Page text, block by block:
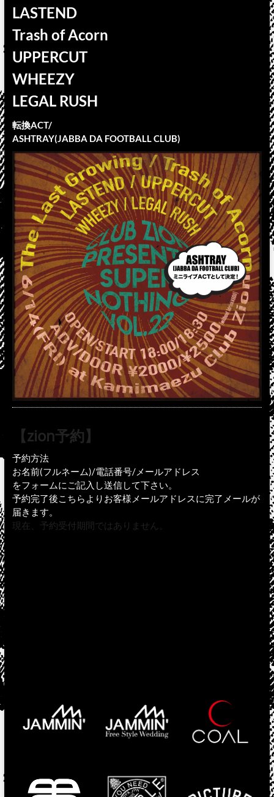
LASTEND
Trash of Acorn
UPPERCUT
WHEEZY
LEGAL RUSH
転換ACT/
ASHTRAY(JABBA DA FOOTBALL CLUB)
【zion予約】
予約方法
お名前(フルネーム)/電話番号/メールアドレス
をフォームにご記入し送信して下さい。
予約完了後こちらよりお客様メールアドレスに完了メールが
届きます。
現在、予約受付期間ではありません。